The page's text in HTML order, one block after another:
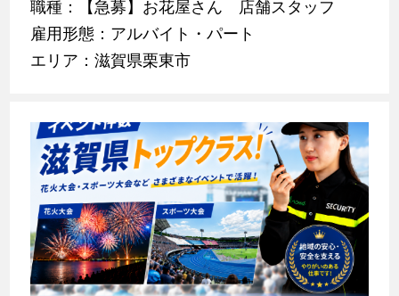
職種：【急募】お花屋さん 店舗スタッフ
雇用形態：アルバイト・パート
エリア：滋賀県栗東市